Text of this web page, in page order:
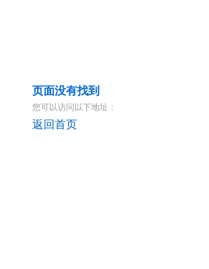
页面没有找到
您可以访问以下地址：
返回首页